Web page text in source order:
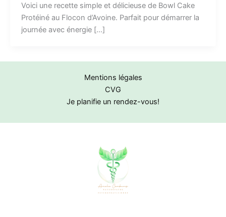
Voici une recette simple et délicieuse de Bowl Cake
Protéiné au Flocon d’Avoine. Parfait pour démarrer la
journée avec énergie […]
Mentions légales
CVG
Je planifie un rendez-vous!